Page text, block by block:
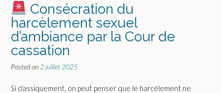
Consécration du
harcèlement sexuel
d’ambiance par la Cour de
cassation
Posted on 2 juillet 2025
Si classiquement, on peut penser que le harcèlement ne